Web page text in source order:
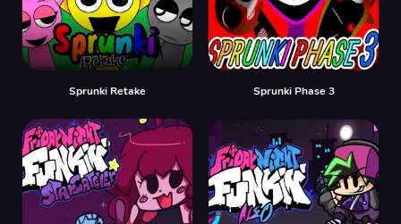
Sprunki Retake Sprunki Phase 3